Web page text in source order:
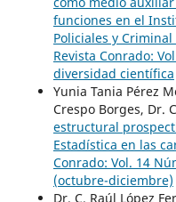
funciones en el
Policiales y
Revista Conrado:
diversidad científica
Yunia Tania Pérez
Crespo Borges, Dr.
estructural
Estadística en las
Conrado: Vol. 14
(octubre-diciembre)
Dr. C. Raúl López